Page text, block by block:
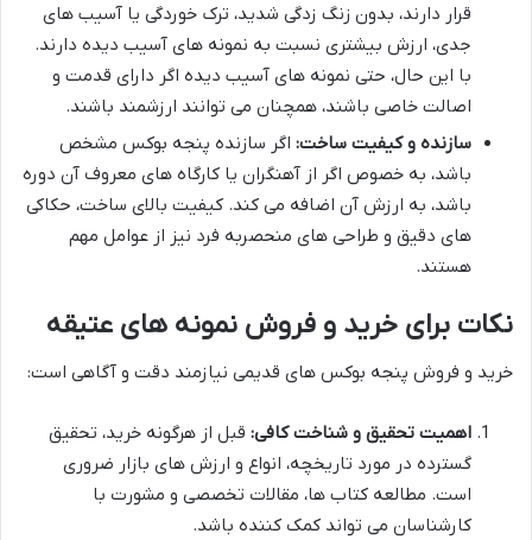
قرار دارند، بدون زنگ زدگی شدید، ترک خوردگی یا آسیب های
جدی، ارزش بیشتری نسبت به نمونه های آسیب دیده دارند.
با این حال، حتی نمونه های آسیب دیده اگر دارای قدمت و
اصالت خاصی باشند، همچنان می توانند ارزشمند باشند.
سازنده و کیفیت ساخت: اگر سازنده پنجه بوکس مشخص
باشد، به خصوص اگر از آهنگران یا کارگاه های معروف آن دوره
باشد، به ارزش آن اضافه می کند. کیفیت بالای ساخت، حکاکی
های دقیق و طراحی های منحصربه فرد نیز از عوامل مهم
هستند.
نکات برای خرید و فروش نمونه های عتیقه
خرید و فروش پنجه بوکس های قدیمی نیازمند دقت و آگاهی است:
اهمیت تحقیق و شناخت کافی: قبل از هرگونه خرید، تحقیق
گسترده در مورد تاریخچه، انواع و ارزش های بازار ضروری
است. مطالعه کتاب ها، مقالات تخصصی و مشورت با
کارشناسان می تواند کمک کننده باشد.